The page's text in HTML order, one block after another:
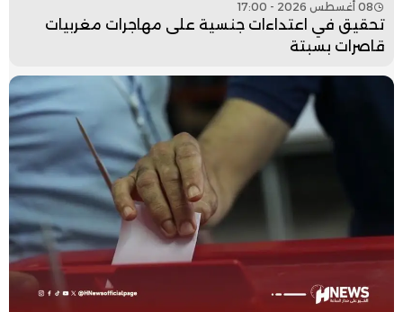
08 أغسطس 2026 - 17:00
تحقيق في اعتداءات جنسية على مهاجرات مغربيات
قاصرات بسبتة